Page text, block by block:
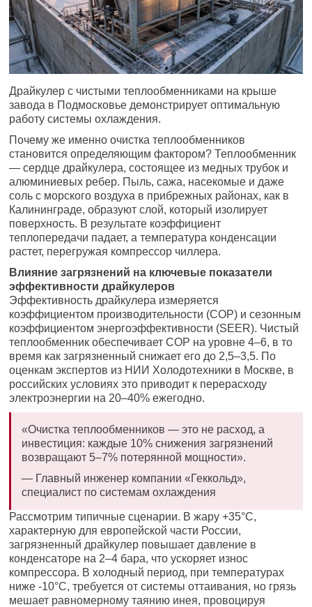
Драйкулер с чистыми теплообменниками на крыше
завода в Подмосковье демонстрирует оптимальную
работу системы охлаждения.
Почему же именно очистка теплообменников
становится определяющим фактором? Теплообменник
— сердце драйкулера, состоящее из медных трубок и
алюминиевых ребер. Пыль, сажа, насекомые и даже
соль с морского воздуха в прибрежных районах, как в
Калининграде, образуют слой, который изолирует
поверхность. В результате коэффициент
теплопередачи падает, а температура конденсации
растет, перегружая компрессор чиллера.
Влияние загрязнений на ключевые показатели
эффективности драйкулеров
Эффективность драйкулера измеряется
коэффициентом производительности (COP) и сезонным
коэффициентом энергоэффективности (SEER). Чистый
теплообменник обеспечивает COP на уровне 4–6, в то
время как загрязненный снижает его до 2,5–3,5. По
оценкам экспертов из НИИ Холодотехники в Москве, в
российских условиях это приводит к перерасходу
электроэнергии на 20–40% ежегодно.
«Очистка теплообменников — это не расход, а
инвестиция: каждые 10% снижения загрязнений
возвращают 5–7% потерянной мощности».
— Главный инженер компании «Геккольд»,
специалист по системам охлаждения
Рассмотрим типичные сценарии. В жару +35°C,
характерную для европейской части России,
загрязненный драйкулер повышает давление в
конденсаторе на 2–4 бара, что ускоряет износ
компрессора. В холодный период, при температурах
ниже -10°C, требуется от системы оттаивания, но грязь
мешает равномерному таянию инея, провоцируя